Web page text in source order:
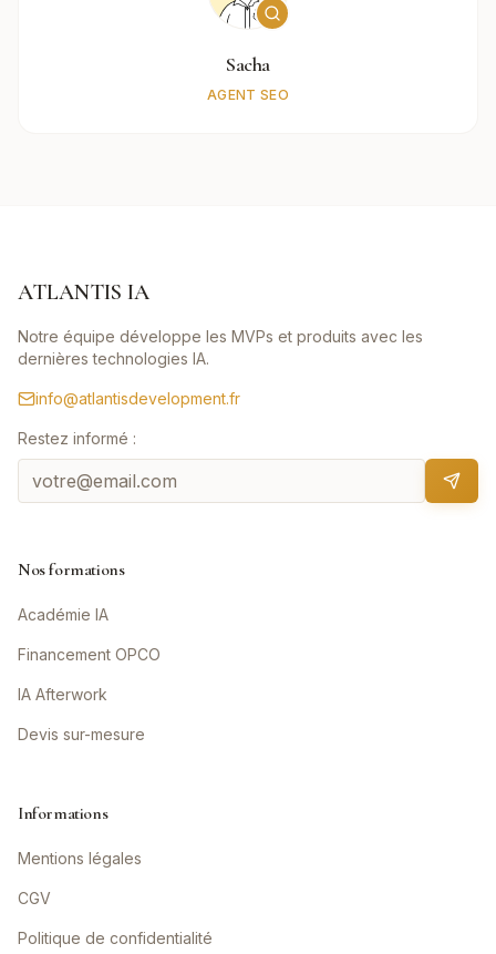
Sacha
AGENT SEO
ATLANTIS IA
Notre équipe développe les MVPs et produits avec les
dernières technologies IA.
info@atlantisdevelopment.fr
Restez informé :
Nos formations
Académie IA
Financement OPCO
IA Afterwork
Devis sur-mesure
Informations
Mentions légales
CGV
Politique de confidentialité